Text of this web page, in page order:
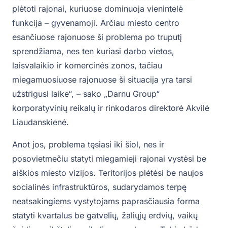
plėtoti rajonai, kuriuose dominuoja vienintelė
funkcija – gyvenamoji. Arčiau miesto centro
esančiuose rajonuose ši problema po truputį
sprendžiama, nes ten kuriasi darbo vietos,
laisvalaikio ir komercinės zonos, tačiau
miegamuosiuose rajonuose ši situacija yra tarsi
užstrigusi laike“, – sako „Darnu Group“
korporatyvinių reikalų ir rinkodaros direktorė Akvilė
Liaudanskienė.
Anot jos, problema tęsiasi iki šiol, nes ir
posovietmečiu statyti miegamieji rajonai vystėsi be
aiškios miesto vizijos. Teritorijos plėtėsi be naujos
socialinės infrastruktūros, sudarydamos terpę
neatsakingiems vystytojams paprasčiausia forma
statyti kvartalus be gatvelių, žaliųjų erdvių, vaikų